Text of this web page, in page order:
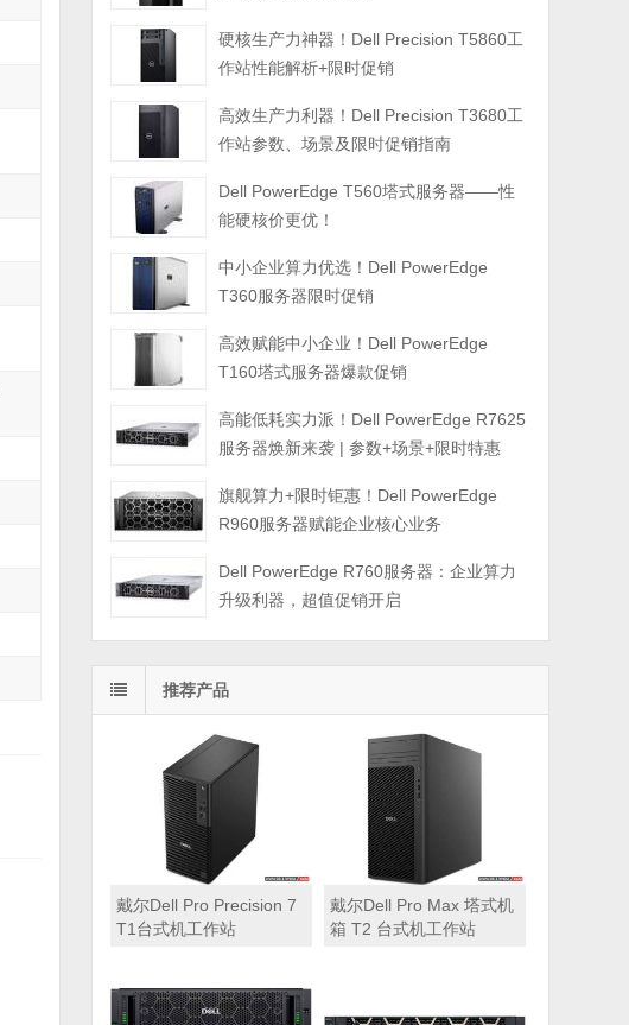
硬核生产力神器！Dell Precision T5860工
作站性能解析+限时促销
高效生产力利器！Dell Precision T3680工
作站参数、场景及限时促销指南
Dell PowerEdge T560塔式服务器——性
能硬核价更优！
中小企业算力优选！Dell PowerEdge
T360服务器限时促销
高效赋能中小企业！Dell PowerEdge
T160塔式服务器爆款促销
高能低耗实力派！Dell PowerEdge R7625
服务器焕新来袭 | 参数+场景+限时特惠
旗舰算力+限时钜惠！Dell PowerEdge
R960服务器赋能企业核心业务
Dell PowerEdge R760服务器：企业算力
升级利器，超值促销开启
推荐产品
戴尔Dell Pro Precision 7
T1台式机工作站
戴尔Dell Pro Max 塔式机
箱 T2 台式机工作站